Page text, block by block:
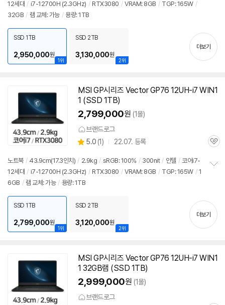
12세대 / i7-12700H (2.3GHz) / RTX3080 / VRAM: 8GB / TGP: 165W /
32GB / 램 교체: 가능 / 용량: 1TB
기
1위
SSD 1TB
2,950,000원
2위
SSD 2TB
3,130,000원
더보기
MSI GP시리즈 Vector GP76 12UH-i7 WIN1
1 (SSD 1TB)
2,799,000원 (1몰)
브랜드로그
별
점
5.0 (상
리
뷰
1) 22.07. 등록
관
노트북 / 43.9cm(17.3인치) / 2.9kg / sRGB: 100% / 300nit / 인텔 / 코어i7-
12세대 / i7-12700H (2.3GHz) / RTX3080 / VRAM: 8GB / TGP: 165W / 1
6GB / 램 교체: 가능 / 용량: 1TB
기
1위
SSD 1TB
2,799,000원
2위
SSD 2TB
3,120,000원
더보기
MSI GP시리즈 Vector GP76 12UH-i7 WIN1
1 32GB램 (SSD 1TB)
2,999,000원 (1몰)
브랜드로그